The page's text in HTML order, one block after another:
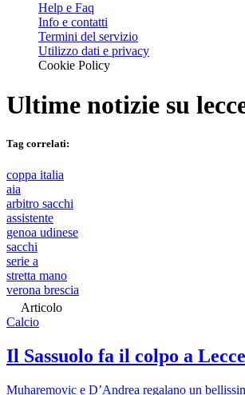
Help e Faq
Info e contatti
Termini del servizio
Utilizzo dati e privacy
Cookie Policy
Ultime notizie su
Tag correlati:
coppa italia
aia
arbitro sacchi
assistente
genoa udinese
sacchi
serie a
stretta mano
verona brescia
Articolo
Calcio
Il Sassuolo fa il colpo a
Muharemovic e D’Andrea regalano un